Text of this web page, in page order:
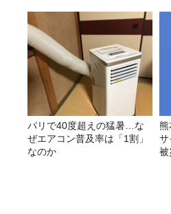
パリで40度超えの猛暑…な
ぜエアコン普及率は「1割」
なのか
熊
サ
被